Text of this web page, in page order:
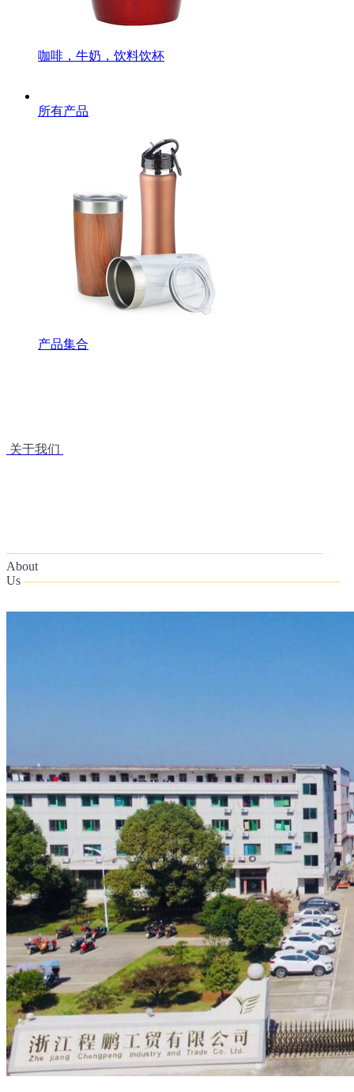
咖啡，牛奶，饮料饮杯
所有产品
产品集合
关于我们
—————————————————————————
About
Us —————————————————————————